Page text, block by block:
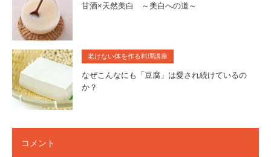
甘酒×天然美白 ～美白への道～
老けない体を作る料理講座
なぜこんなにも「豆腐」は愛され続けているの
か？
コメント